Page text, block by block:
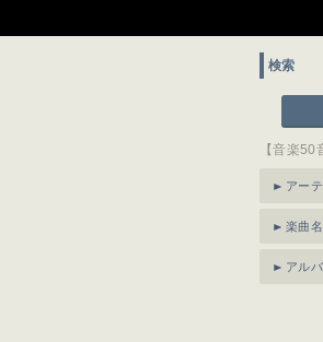
検索
【音楽50
アー
楽曲名
アル